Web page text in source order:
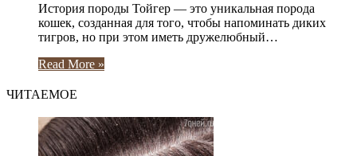
История породы Тойгер — это уникальная порода
кошек, созданная для того, чтобы напоминать диких
тигров, но при этом иметь дружелюбный…
Read More »
ЧИТАЕМОЕ